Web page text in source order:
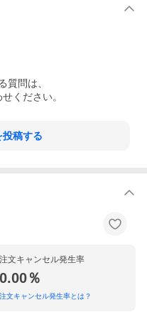
質問は、
ください。
投稿する
注文キャンセル発生率
0.00％
注文キャンセル発生率とは？